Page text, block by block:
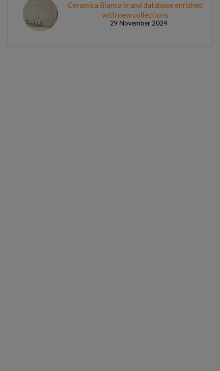
Ceramica Bianca brand database enriched
with new collections
29 November 2024